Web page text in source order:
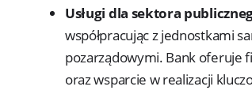
Usługi dla sektora
współpracując z jednostkami
pozarządowymi. Bank oferuje
oraz wsparcie w realizacji